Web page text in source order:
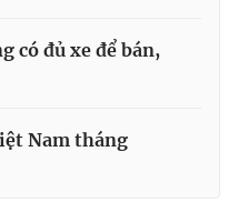
có đủ xe để bán,
Nam tháng